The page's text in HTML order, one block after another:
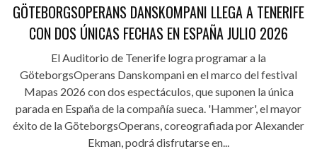
GÖTEBORGSOPERANS DANSKOMPANI LLEGA A TENERIFE
CON DOS ÚNICAS FECHAS EN ESPAÑA JULIO 2026
El Auditorio de Tenerife logra programar a la
GöteborgsOperans Danskompani en el marco del festival
Mapas 2026 con dos espectáculos, que suponen la única
parada en España de la compañía sueca. 'Hammer', el mayor
éxito de la GöteborgsOperans, coreografiada por Alexander
Ekman, podrá disfrutarse en...